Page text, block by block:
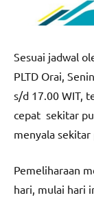
Sesuai jadwal
PLTD Orai,
s/d 17.00 WIT,
cepat sekitar
menyala sekitar
Pemeliharaan
hari, mulai hari